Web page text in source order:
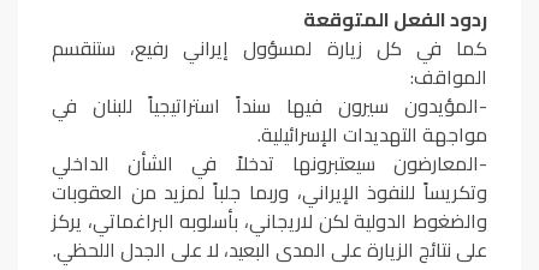
ردود الفعل المتوقعة
كما في كل زيارة لمسؤول إيراني رفيع، ستنقسم
المواقف:
-المؤيدون سيرون فيها سنداً استراتيجياً للبنان في
مواجهة التهديدات الإسرائيلية.
-المعارضون سيعتبرونها تدخلاً في الشأن الداخلي
وتكريساً للنفوذ الإيراني، وربما جلباً لمزيد من العقوبات
والضغوط الدولية لكن لاريجاني، بأسلوبه البراغماتي، يركز
على نتائج الزيارة على المدى البعيد، لا على الجدل اللحظي.